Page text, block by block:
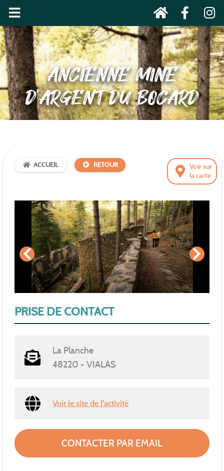
ANCIENNE MINE
D’ARGENT DU BOCARD
Voir sur
la carte
ACCUEIL RETOUR
PRISE DE CONTACT
La Planche
48220 - VIALAS
Voir le site de l'activité
CONTACTER PAR EMAIL